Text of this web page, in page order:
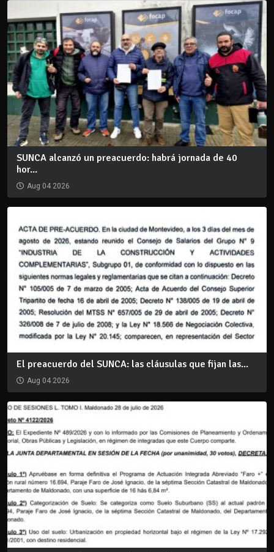
SUNCA alcanzó un preacuerdo: habrá jornada de 40
hor...
Aug 04 2026
El preacuerdo del SUNCA: las cláusulas que fijan las...
Aug 04 2026